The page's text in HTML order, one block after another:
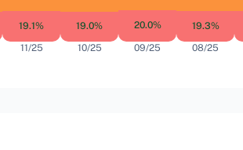
19.1%
11/25
19.0%
10/25
20.0%
09/25
19.3%
08/25